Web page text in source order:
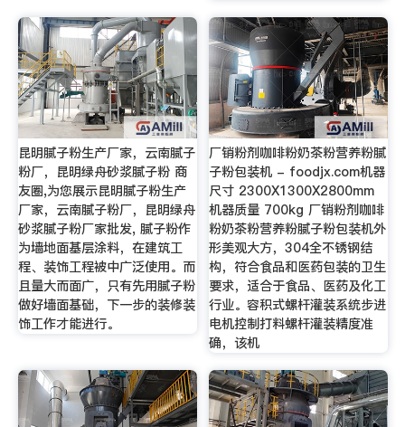
昆明腻子粉生产厂家，云南腻子
粉厂，昆明绿舟砂浆腻子粉 商
友圈,为您展示昆明腻子粉生产
厂家，云南腻子粉厂，昆明绿舟
砂浆腻子粉厂家批发, 腻子粉作
为墙地面基层涂料，在建筑工
程、装饰工程被中广泛使用。而
且量大而面广，只有先用腻子粉
做好墙面基础，下一步的装修装
饰工作才能进行。
厂销粉剂咖啡粉奶茶粉营养粉腻
子粉包装机 - foodjx.com机器
尺寸 2300X1300X2800mm
机器质量 700kg 厂销粉剂咖啡
粉奶茶粉营养粉腻子粉包装机外
形美观大方，304全不锈钢结
构，符合食品和医药包装的卫生
要求，适合于食品、医药及化工
行业。容积式螺杆灌装系统步进
电机控制打料螺杆灌装精度准
确，该机